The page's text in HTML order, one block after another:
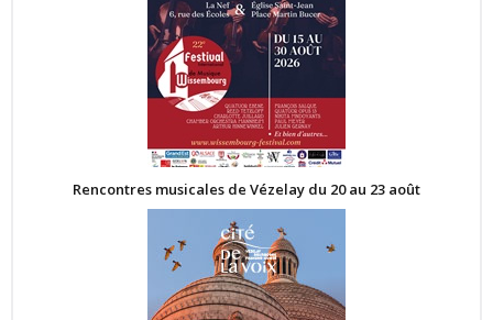
Rencontres musicales de Vézelay du 20 au 23 août